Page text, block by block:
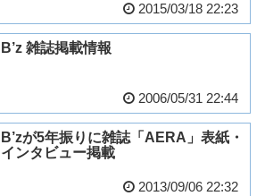
2015/03/18 22:23
B’z 雑誌掲載情報
2006/05/31 22:44
B’zが5年振りに雑誌「AERA」表紙・
インタビュー掲載
2013/09/06 22:32